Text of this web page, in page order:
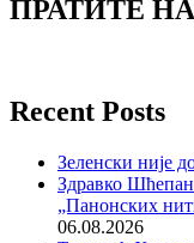
ПРАТИТЕ
Recent Posts
Зеленски није
Здравко
„Панонских
06.08.2026